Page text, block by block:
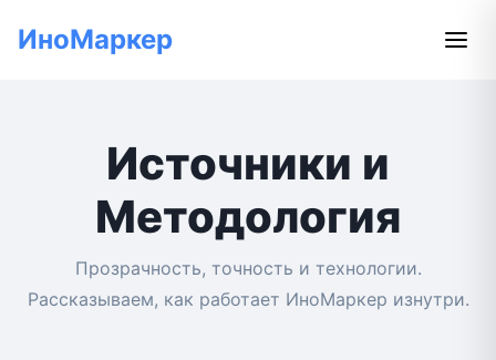
ИноМаркер
Источники и
Методология
Прозрачность, точность и технологии.
Рассказываем, как работает ИноМаркер изнутри.